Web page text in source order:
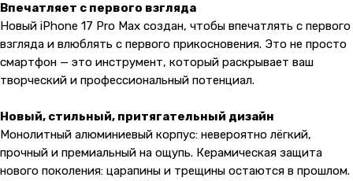
Впечатляет с первого взгляда
Новый iPhone 17 Pro Max создан, чтобы впечатлять с первого
взгляда и влюблять с первого прикосновения. Это не просто
смартфон — это инструмент, который раскрывает ваш
творческий и профессиональный потенциал.
Новый, стильный, притягательный дизайн
Монолитный алюминиевый корпус: невероятно лёгкий,
прочный и премиальный на ощупь. Керамическая защита
нового поколения: царапины и трещины остаются в прошлом.